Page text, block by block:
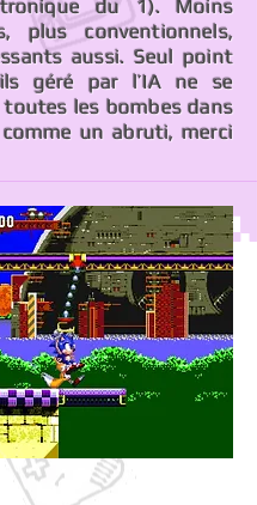
du 1). Moins
plus conventionnels,
aussi. Seul point
géré par l’IA ne se
les bombes dans
un abruti, merci